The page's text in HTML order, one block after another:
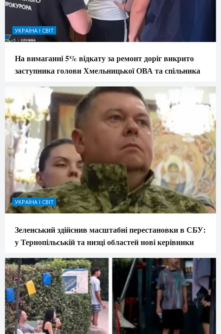
УКРАЇНА І СВІТ
На вимаганні 5% відкату за ремонт доріг викрито
заступника голови Хмельницької ОВА та спільника
УКРАЇНА І СВІТ
Зеленський здійснив масштабні перестановки в СБУ:
у Тернопільській та низці областей нові керівники